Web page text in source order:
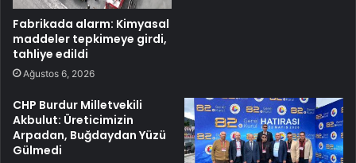
Fabrikada alarm: Kimyasal
maddeler tepkimeye girdi,
tahliye edildi
Ağustos 6, 2026
CHP Burdur Milletvekili
Akbulut: Üreticimizin
Arpadan, Buğdaydan Yüzü
Gülmedi